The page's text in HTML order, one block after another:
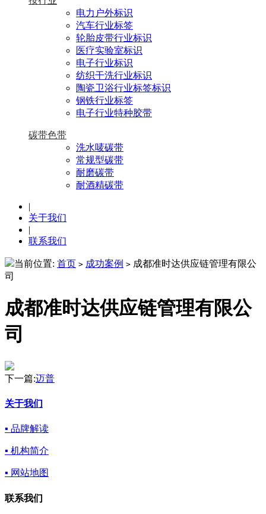
电力户外标识
汽车行业标签
轮胎皮带行业标识
医疗实验室标识
电子行业标识
纺织干洗行业标识
陶瓷卫浴行业标签标识
钢铁行业标签
电子行业特种胶带
碳带色带
洗水唛碳带
常规型碳带
耐磨碳带
耐酒精碳带
|
关于我们
|
联系我们
当前位置: 首页 > 成功案例 > 成都准时达供应链管理有限公
司
成都准时达供应链管理有限公
司
下一篇:迈普
关于我们
▪ 品牌解读
▪ 机构简介
▪ 网站地图
联系我们